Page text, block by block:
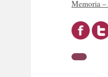
Memoria –